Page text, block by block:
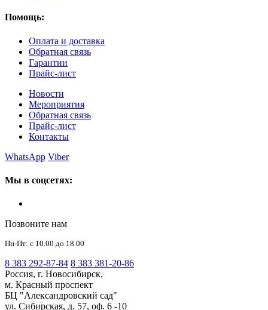
Помощь:
Оплата и доставка
Обратная связь
Гарантии
Прайс-лист
Новости
Мероприятия
Обратная связь
Прайс-лист
Контакты
WhatsApp Viber
Мы в соцсетях:
Позвоните нам
Пн-Пт: с 10.00 до 18.00
8 383 292-87-84 8 383 381-20-86
Россия, г. Новосибирск,
м. Красный проспект
БЦ "Александровский сад"
ул. Сибирская, д. 57, оф. 6 -10